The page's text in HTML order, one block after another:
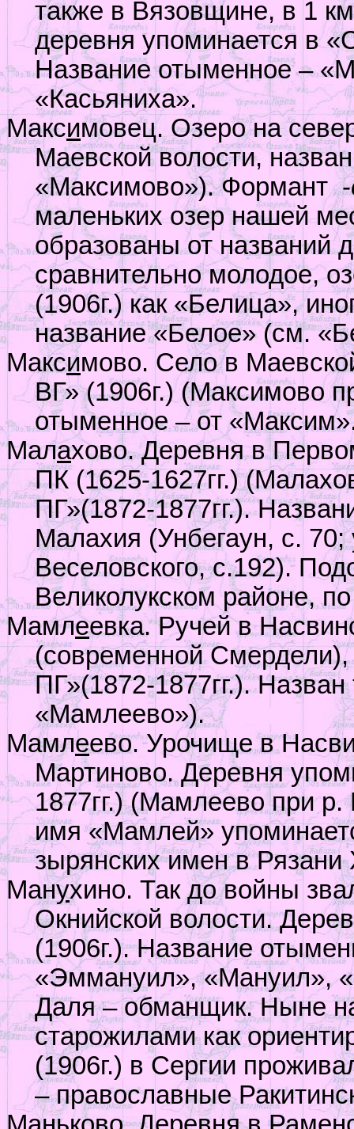
также в Вязовщине, в 1
деревня упоминается в
Название отыменное –
«Касьяниха».
Максимовец. Озеро на
Маевской волости,
«Максимово»). Формант ­-
маленьких озер нашей
образованы от названий
сравнительно молодое,
(1906г.) как «Белица»,
название «Белое» (см.
Максимово. Село в
ВГ» (1906г.) (Максимово
отыменное – от
Малахово. Деревня в
ПК (1625-1627гг.)
ПГ»(1872-1877гг.).
Малахия (Унбегаун, с. 70;
Веселовского, с.192).
Великолукском районе,
Мамлеевка. Ручей в
(современной Смердели),
ПГ»(1872-1877гг.).
«Мамлеево»).
Мамлеево. Урочище в
Мартиново. Деревня
1877гг.) (Мамлеево при
имя «Мамлей»
зырянских имен в Рязани
Манухино. Так до войны
Окнийской волости.
(1906г.). Название
«Эммануил», «Мануил»,
Даля – обманщик. Ныне
старожилами как
(1906г.) в Сергии
– православные